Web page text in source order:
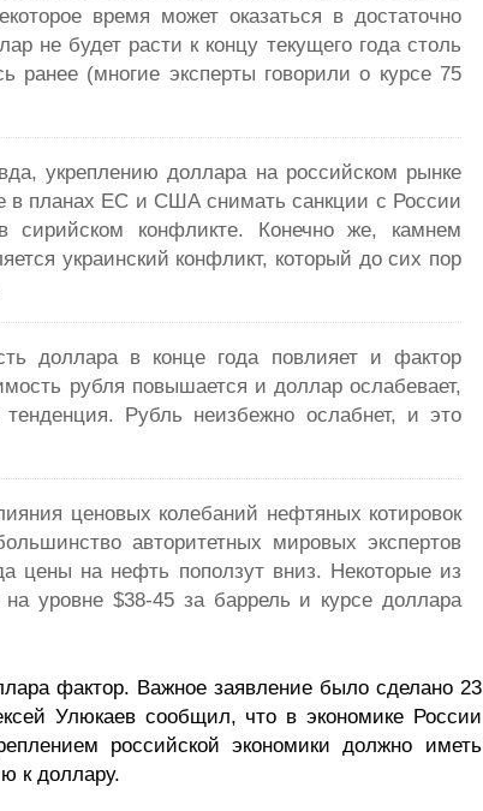
время может оказаться в достаточно
не будет расти к концу текущего года столь
ранее (многие эксперты говорили о курсе 75
укреплению доллара на российском рынке
в планах ЕС и США снимать санкции с России
конфликте. Конечно же, камнем
украинский конфликт, который до сих пор
доллара в конце года повлияет и фактор
рубля повышается и доллар ослабевает,
Рубль неизбежно ослабнет, и это
ценовых колебаний нефтяных котировок
авторитетных мировых экспертов
цены на нефть поползут вниз. Некоторые из
уровне $38-45 за баррель и курсе доллара
фактор. Важное заявление было сделано 23
Улюкаев сообщил, что в экономике России
российской экономики должно иметь
к доллару.